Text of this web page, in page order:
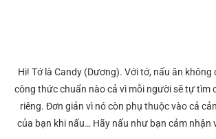
Hi! Tớ là Candy (Dương). Với tớ, nấu ăn không
công thức chuẩn nào cả vì mỗi người sẽ tự tìm
riêng. Đơn giản vì nó còn phụ thuộc vào cả
của bạn khi nấu… Hãy nấu như bạn cảm nhận